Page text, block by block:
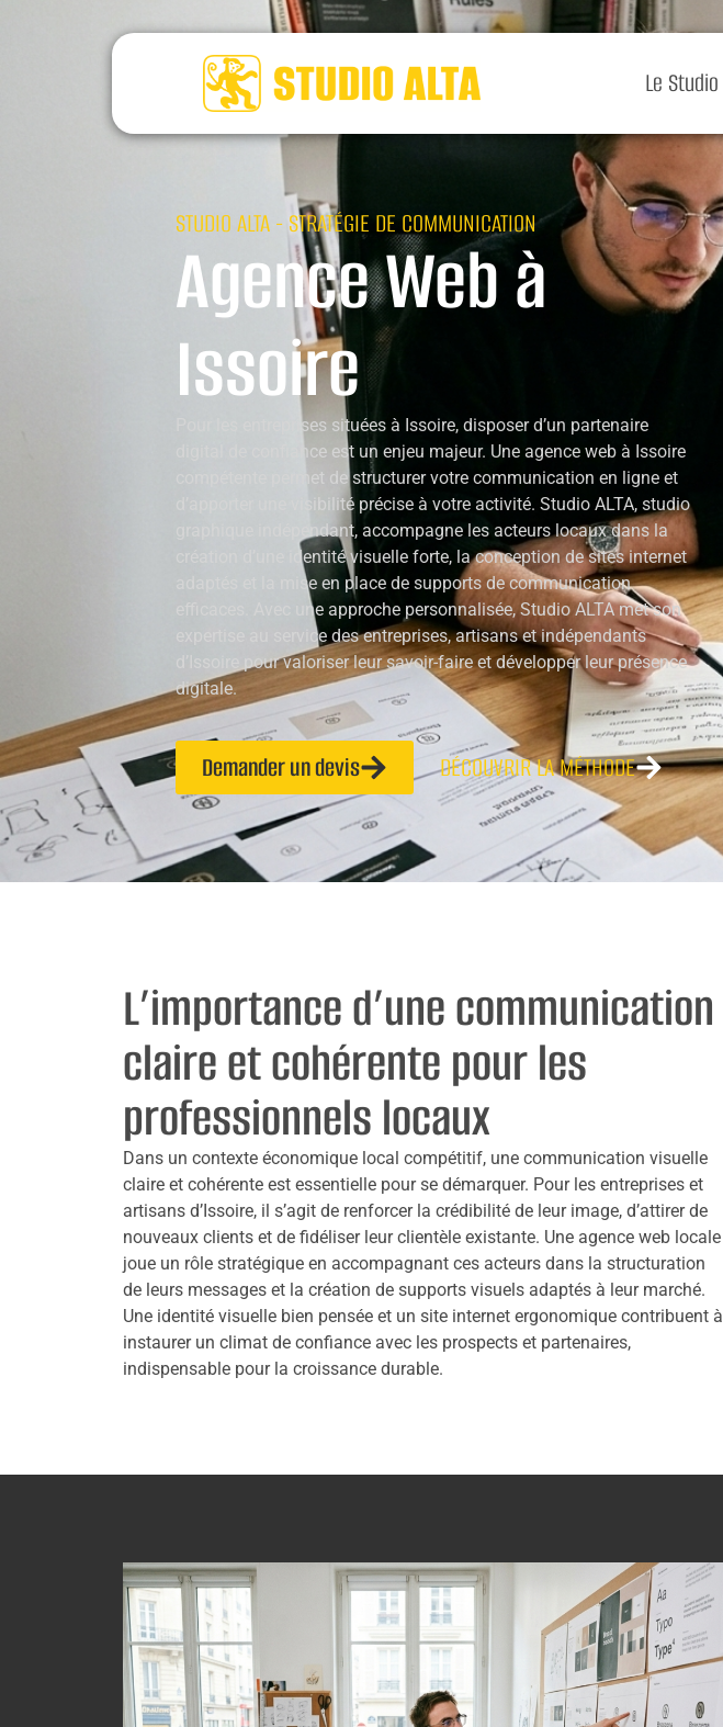
Le Studio
STUDIO ALTA - STRATÉGIE DE COMMUNICATION
Agence Web à
Issoire
Pour les entreprises situées à Issoire, disposer d’un partenaire
digital de confiance est un enjeu majeur. Une agence web à Issoire
compétente permet de structurer votre communication en ligne et
d’apporter une visibilité précise à votre activité. Studio ALTA, studio
graphique indépendant, accompagne les acteurs locaux dans la
création d’une identité visuelle forte, la conception de sites internet
adaptés et la mise en place de supports de communication
efficaces. Avec une approche personnalisée, Studio ALTA met son
expertise au service des entreprises, artisans et indépendants
d’Issoire pour valoriser leur savoir-faire et développer leur présence
digitale.
Demander un devis DÉCOUVRIR LA MÉTHODE
L’importance d’une communication
claire et cohérente pour les
professionnels locaux
Dans un contexte économique local compétitif, une communication visuelle
claire et cohérente est essentielle pour se démarquer. Pour les entreprises et
artisans d’Issoire, il s’agit de renforcer la crédibilité de leur image, d’attirer de
nouveaux clients et de fidéliser leur clientèle existante. Une agence web locale
joue un rôle stratégique en accompagnant ces acteurs dans la structuration
de leurs messages et la création de supports visuels adaptés à leur marché.
Une identité visuelle bien pensée et un site internet ergonomique contribuent à
instaurer un climat de confiance avec les prospects et partenaires,
indispensable pour la croissance durable.